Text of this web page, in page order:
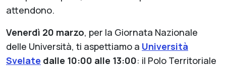
attendono.
Venerdì 20 marzo, per la Giornata Nazionale
delle Università, ti aspettiamo a Università
Svelate dalle 10:00 alle 13:00: il Polo Territoriale